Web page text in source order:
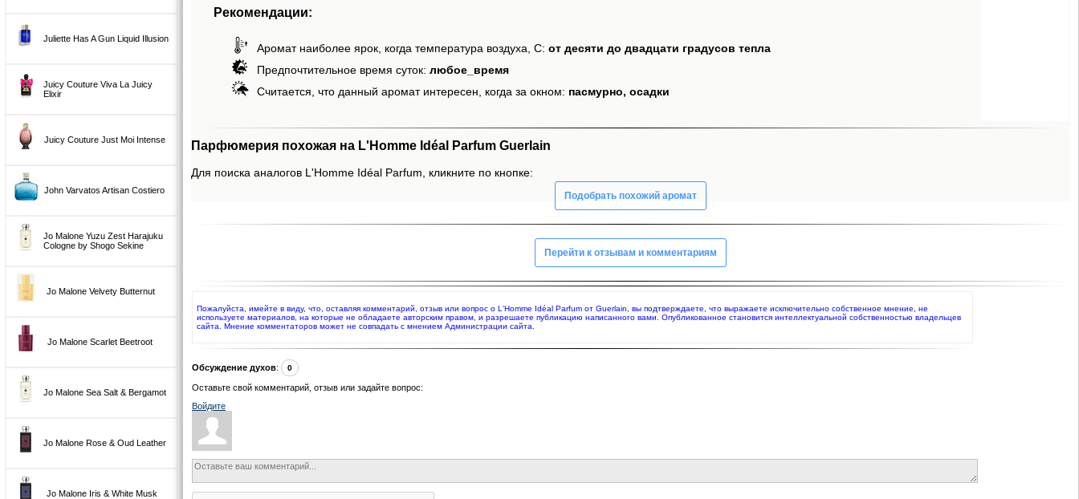
Juliette Has A Gun Liquid Illusion
Juicy Couture Viva La Juicy
Elixir
Juicy Couture Just Moi Intense
John Varvatos Artisan Costiero
Jo Malone Yuzu Zest Harajuku
Cologne by Shogo Sekine
Jo Malone Velvety Butternut
Jo Malone Scarlet Beetroot
Jo Malone Sea Salt & Bergamot
Jo Malone Rose & Oud Leather
Jo Malone Iris & White Musk
Рекомендации:
Аромат наиболее ярок, когда температура воздуха, С: от десяти до двадцати градусов тепла
Предпочтительное время суток: любое_время
Считается, что данный аромат интересен, когда за окном: пасмурно, осадки
Парфюмерия похожая на L'Homme Idéal Parfum Guerlain
Для поиска аналогов L'Homme Idéal Parfum, кликните по кнопке:
Подобрать похожий аромат
Перейти к отзывам и комментариям
Пожалуйста, имейте в виду, что, оставляя комментарий, отзыв или вопрос о L'Homme Idéal Parfum от Guerlain, вы подтверждаете, что выражаете исключительно собственное мнение, не
используете материалов, на которые не обладаете авторским правом, и разрешаете публикацию написанного вами. Опубликованное становится интеллектуальной собственностью владельцев
сайта. Мнение комментаторов может не совпадать с мнением Администрации сайта.
Обсуждение духов: 0
Оставьте свой комментарий, отзыв или задайте вопрос:
Войдите